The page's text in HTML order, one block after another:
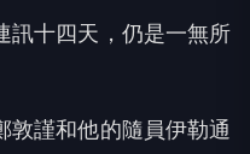
訊十四天，仍是一無所
敦謹和他的隨員伊勒通